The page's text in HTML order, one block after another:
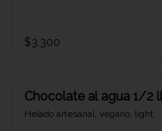
$3.300
Chocolate al agua 1/2
Helado artesanal, vegano, light